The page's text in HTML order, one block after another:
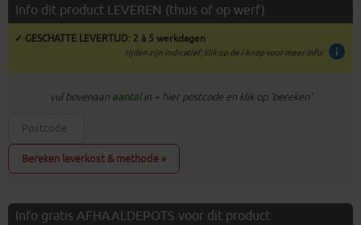
Info dit product LEVEREN (thuis of op werf)
✓ GESCHATTE LEVERTIJD: 2 à 5 werkdagen
info
tijden zijn indicatief; klik op de i-knop voor meer info:
vul bovenaan aantalin + hier postcode en klik op 'bereken'
Bereken leverkost & methode »
Info gratis AFHAALDEPOTS voor dit product